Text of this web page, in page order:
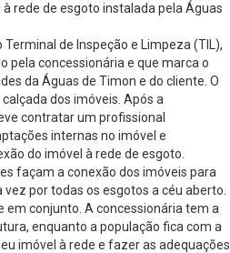
rede de esgoto instalada pela Águas
de Inspeção e Limpeza (TIL),
pela concessionária e que marca o
da Águas de Timon e do cliente. O
dos imóveis. Após a
contratar um profissional
internas no imóvel e
do imóvel à rede de esgoto.
façam a conexão dos imóveis para
por todas os esgotos a céu aberto.
em conjunto. A concessionária tem a
enquanto a população fica com a
imóvel à rede e fazer as adequações